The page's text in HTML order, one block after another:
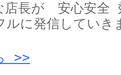
店長が 安心安全
ルに発信していき
>>